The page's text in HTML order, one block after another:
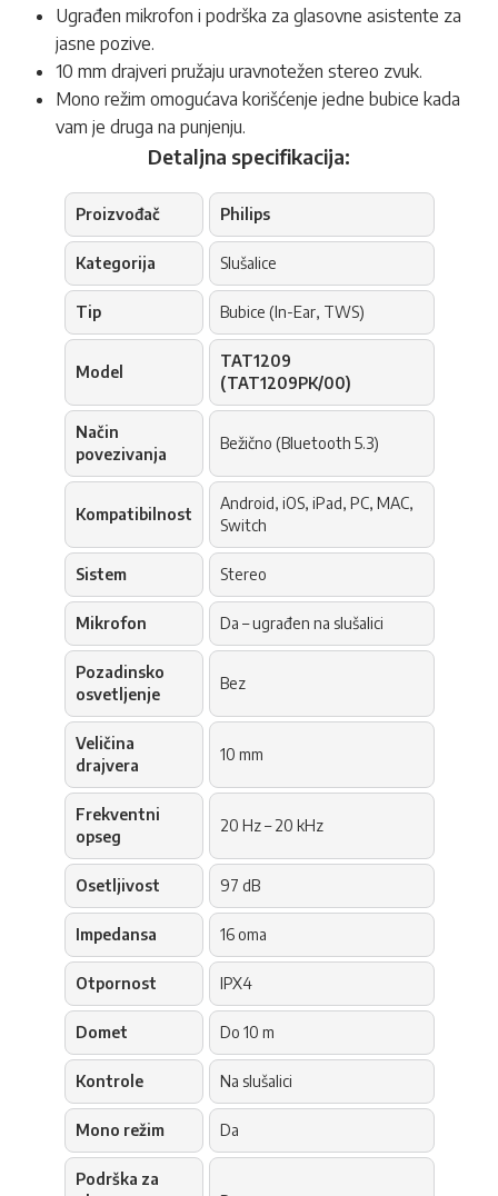
Ugrađen mikrofon i podrška za glasovne asistente za
jasne pozive.
10 mm drajveri pružaju uravnotežen stereo zvuk.
Mono režim omogućava korišćenje jedne bubice kada
vam je druga na punjenju.
Detaljna specifikacija:
Proizvođač Philips
Kategorija Slušalice
Tip Bubice (In-Ear, TWS)
Model
TAT1209
(TAT1209PK/00)
Način
povezivanja
Bežično (Bluetooth 5.3)
Kompatibilnost
Android, iOS, iPad, PC, MAC,
Switch
Sistem Stereo
Mikrofon Da – ugrađen na slušalici
Pozadinsko
osvetljenje
Bez
Veličina
drajvera
10 mm
Frekventni
opseg
20 Hz – 20 kHz
Osetljivost 97 dB
Impedansa 16 oma
Otpornost IPX4
Domet Do 10 m
Kontrole Na slušalici
Mono režim Da
Podrška za